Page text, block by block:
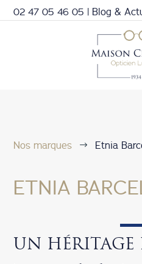
02 47 05 46 05 | Blog &
Nos marques $ Etnia
ETNIA
UN HÉRITAGE